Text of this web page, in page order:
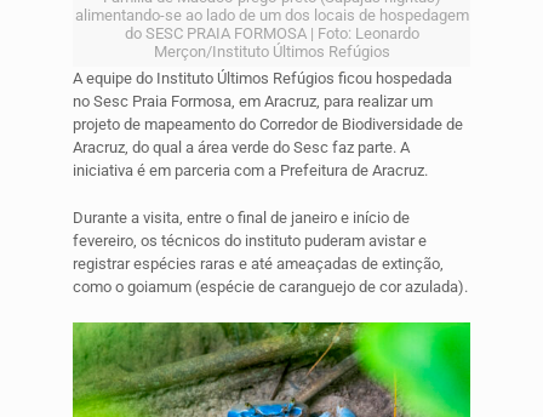
alimentando-se ao lado de um dos locais de hospedagem
do SESC PRAIA FORMOSA | Foto: Leonardo
Merçon/Instituto Últimos Refúgios
A equipe do Instituto Últimos Refúgios ficou hospedada
no Sesc Praia Formosa, em Aracruz, para realizar um
projeto de mapeamento do Corredor de Biodiversidade de
Aracruz, do qual a área verde do Sesc faz parte. A
iniciativa é em parceria com a Prefeitura de Aracruz.
Durante a visita, entre o final de janeiro e início de
fevereiro, os técnicos do instituto puderam avistar e
registrar espécies raras e até ameaçadas de extinção,
como o goiamum (espécie de caranguejo de cor azulada).